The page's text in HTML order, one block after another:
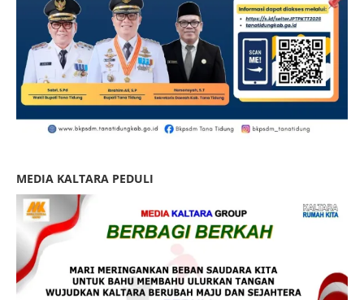
MEDIA KALTARA PEDULI